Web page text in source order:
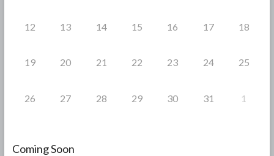
12 13 14 15 16 17 18
19 20 21 22 23 24 25
26 27 28 29 30 31 1
Coming Soon